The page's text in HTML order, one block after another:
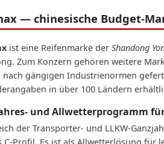
— chinesische Budget-
ist eine Reifenmarke der Shandong
Zum Konzern gehören weitere
gängigen Industrienormen
in über 100 Ländern
und Allwetterprogramm
der Transporter- und LLKW-